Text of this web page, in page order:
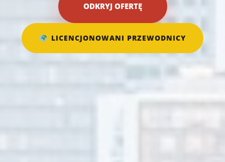
ODKRYJ OFERTĘ
LICENCJONOWANI PRZEWODNICY